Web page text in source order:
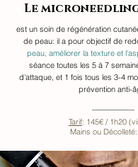
Le
est un soin de régénération
de peau: il a pour objectif de
peau, améliorer la texture et
séance toutes les 5 à 7
d'attaque, et 1 fois tous les 3-4
prévention anti-
Tarif: 145€ / 1h20
Mains ou